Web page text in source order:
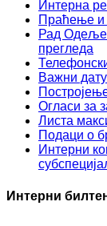
Интерна
Праћење и
Рад
прегледа
Важни
Огласи за
Листа
Подаци о
Интерни
Интерни